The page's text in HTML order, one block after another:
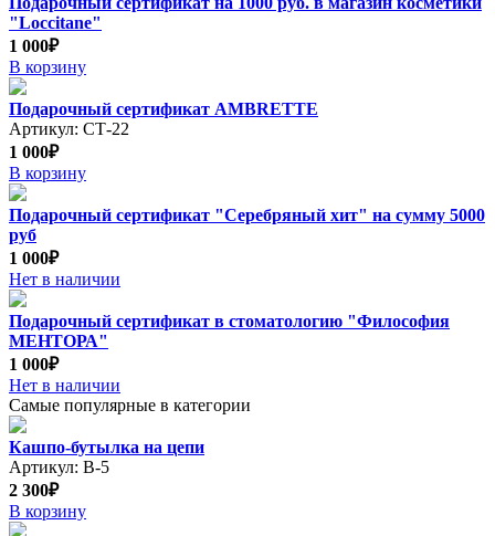
"Loccitane"
1 000₽
В корзину
Подарочный сертификат AMBRETTE
Артикул: СТ-22
1 000₽
В корзину
Подарочный сертификат "Серебряный хит" на сумму 5000
руб
1 000₽
Нет в наличии
Подарочный сертификат в стоматологию "Философия
МЕНТОРА"
1 000₽
Нет в наличии
Самые популярные в категории
Кашпо-бутылка на цепи
Артикул: В-5
2 300₽
В корзину